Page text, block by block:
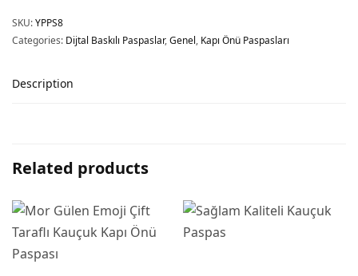
SKU:YPPS8
Categories: Dijtal Baskılı Paspaslar,Genel, Kapı Önü Paspasları
Description
Related products